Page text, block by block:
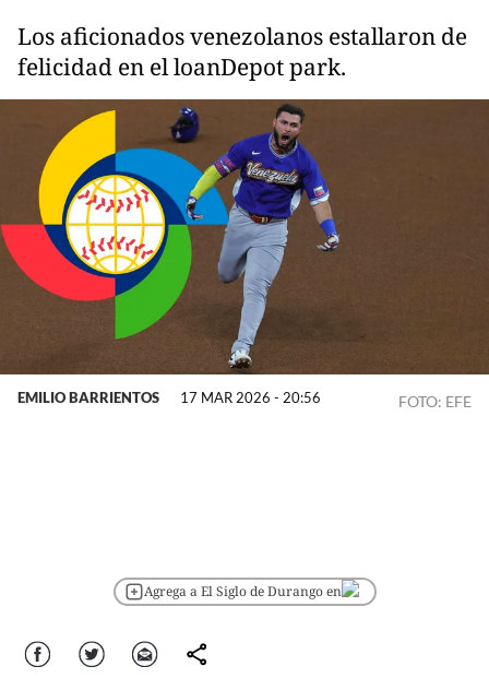
Los aficionados venezolanos estallaron de
felicidad en el loanDepot park.
FOTO: EFE
EMILIO BARRIENTOS 17 MAR 2026 - 20:56
Agrega a El Siglo de Durango en
Facebook Twitter Correo comparte